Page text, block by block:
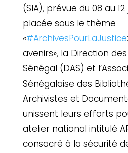
(SIA), prévue du 08 au
placée sous le thème
«#ArchivesPourLaJustice
avenirs», la Direction
Sénégal (DAS) et
Sénégalaise des
Archivistes et
unissent leurs efforts
atelier national intitulé
consacré à la sécurité